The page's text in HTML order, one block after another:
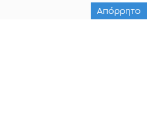
Απόρρητο